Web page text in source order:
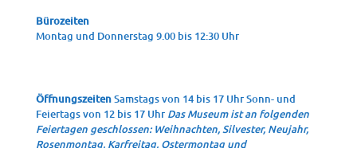
Büro­zei­ten
Mon­tag und Don­ners­tag 9.00 bis 12:30 Uhr
ÖffnungszeitenSamstags von 14 bis 17 Uhr Sonn- und
Feiertags von 12 bis 17 Uhr Das Museum ist an folgenden
Feiertagen geschlossen: Weihnachten, Silvester, Neujahr,
Rosenmontag, Karfreitag, Ostermontag und